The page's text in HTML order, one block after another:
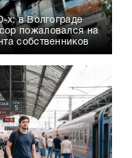
х: в Волгограде
пожаловался на
собственников